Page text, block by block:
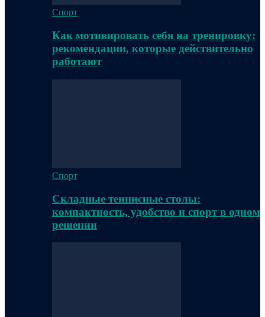
Спорт
Как мотивировать себя на тренировку:
рекомендации, которые действительно
работают
Спорт
Складные теннисные столы:
компактность, удобство и спорт в одном
решении